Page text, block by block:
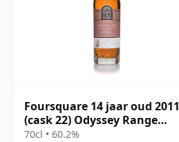
Foursquare 14 jaar oud 2011
(cask 22) Odyssey Range
Release The Auld Rum
70cl • 60.2%